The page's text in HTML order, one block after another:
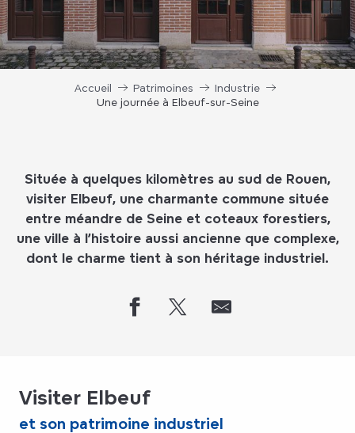
Accueil Patrimoines
Industrie
Une journée à Elbeuf-sur-Seine
Située à quelques kilomètres au sud de Rouen,
visiter Elbeuf, une charmante commune située
entre méandre de Seine et coteaux forestiers,
une ville à l’histoire aussi ancienne que complexe,
dont le charme tient à son héritage industriel.
Visiter Elbeuf
et son patrimoine industriel